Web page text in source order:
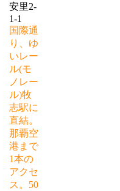
安里2-
1-1
国際通
り、ゆ
いレー
ル(モ
ノレー
ル)牧
志駅に
直結。
那覇空
港まで
1本の
アクセ
ス。50